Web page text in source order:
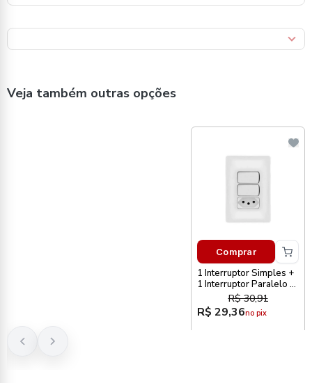
Veja também outras opções
Comprar
1 Interruptor Simples +
1 Interruptor Paralelo +
Tomada Pial Zeffia
R$ 30,91
R$ 29,36no pix